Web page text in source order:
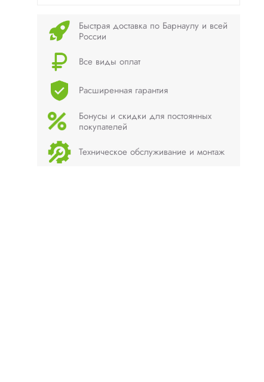
Быстрая доставка по Барнаулу и всей
России
Все виды оплат
Расширенная гарантия
Бонусы и скидки для постоянных
покупателей
Техническое обслуживание и монтаж